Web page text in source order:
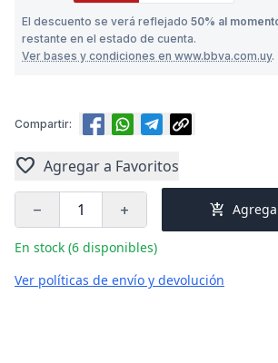
El descuento se verá reflejado 50% al
restante en el estado de cuenta.
Ver bases y condiciones en www.bbva.com.uy.
Compartir:
favorite Agregar a Favoritos
remove add add_shopping_cart
En stock (6 disponibles)
Ver políticas de envío y devolución